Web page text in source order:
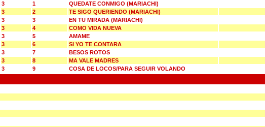
3 1
QUEDATE CONMIGO (MARIACHI)
3
2
TE SIGO QUERIENDO (MARIACHI)
3
3
EN TU MIRADA (MARIACHI)
3
4
COMO VIDA NUEVA
3
5
AMAME
3
6
SI YO TE CONTARA
3
7
BESOS ROTOS
3
8
MA VALE MADRES
3
9 COSA DE LOCOS/PARA SEGUIR VOLANDO